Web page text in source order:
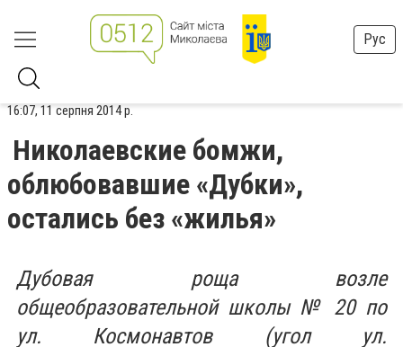
Рус
16:07, 11 серпня 2014 р.
Николаевские бомжи,
облюбовавшие «Дубки»,
остались без «жилья»
Дубовая роща возле
общеобразовательной школы № 20 по
ул. Космонавтов (угол ул.